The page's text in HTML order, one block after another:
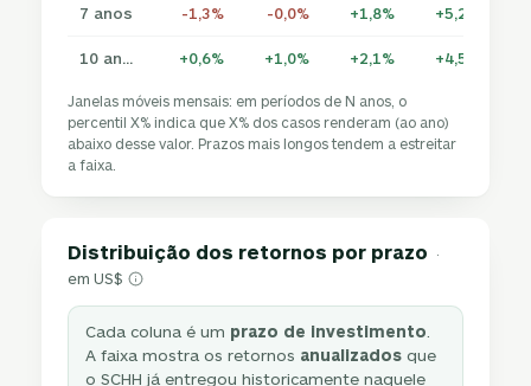
7 anos -1,3% -0,0% +1,8% +5,2%
10 anos +0,6% +1,0% +2,1% +4,5%
Janelas móveis mensais: em períodos de N anos, o
percentil X% indica que X% dos casos renderam (ao ano)
abaixo desse valor. Prazos mais longos tendem a estreitar
a faixa.
Distribuição dos retornos por prazo ·
em US$
Cada coluna é um prazo de investimento
A faixa mostra os retornos anualizados que
o SCHH já entregou historicamente naquele